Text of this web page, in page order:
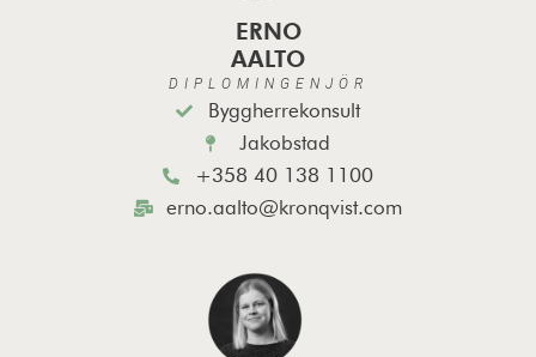
ERNO
AALTO
DIPLOMINGENJÖR
Byggherrekonsult
Jakobstad
+358 40 138 1100
erno.aalto@kronqvist.com